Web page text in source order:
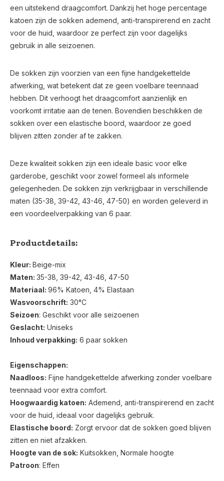
een uitstekend draagcomfort. Dankzij het hoge percentage
katoen zijn de sokken ademend, anti-transpirerend en zacht
voor de huid, waardoor ze perfect zijn voor dagelijks
gebruik in alle seizoenen.
De sokken zijn voorzien van een fijne handgekettelde
afwerking, wat betekent dat ze geen voelbare teennaad
hebben. Dit verhoogt het draagcomfort aanzienlijk en
voorkomt irritatie aan de tenen. Bovendien beschikken de
sokken over een elastische boord, waardoor ze goed
blijven zitten zonder af te zakken.
Deze kwaliteit sokken zijn een ideale basic voor elke
garderobe, geschikt voor zowel formeel als informele
gelegenheden. De sokken zijn verkrijgbaar in verschillende
maten (35-38, 39-42, 43-46, 47-50) en worden geleverd in
een voordeelverpakking van 6 paar.
Productdetails:
Kleur: Beige-mix
Maten: 35-38, 39-42, 43-46, 47-50
Materiaal: 96% Katoen, 4% Elastaan
Wasvoorschrift: 30°C
Seizoen: Geschikt voor alle seizoenen
Geslacht: Uniseks
Inhoud verpakking: 6 paar sokken
Eigenschappen:
Naadloos: Fijne handgekettelde afwerking zonder voelbare
teennaad voor extra comfort.
Hoogwaardig katoen: Ademend, anti-transpirerend en zacht
voor de huid, ideaal voor dagelijks gebruik.
Elastische boord: Zorgt ervoor dat de sokken goed blijven
zitten en niet afzakken.
Hoogte van de sok: Kuitsokken, Normale hoogte
Patroon: Effen